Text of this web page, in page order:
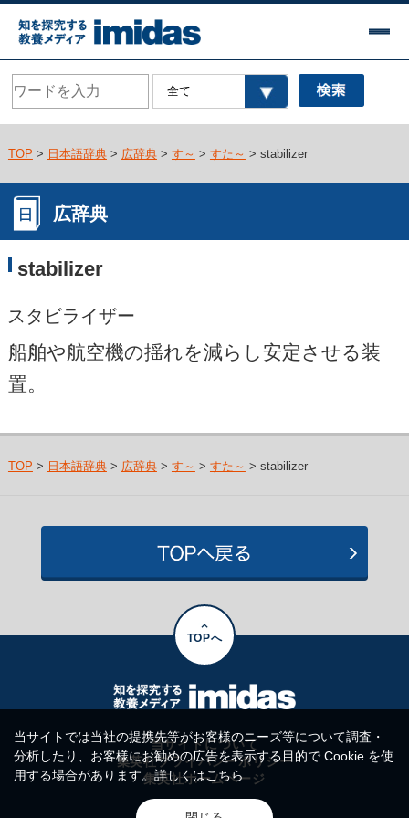
TOP > 日本語辞典> 広辞典> す～ > すた～ > stabilizer
広辞典
stabilizer
スタビライザー
船舶や航空機の揺れを減らし安定させる装
置。
TOP > 日本語辞典> 広辞典> す～ > すた～ > stabilizer
TOPへ
当サイトについて
集英社プライバシーポリシー
集英社ホームページ
当サイトでは当社の提携先等がお客様のニーズ等について調査・
分析したり、お客様にお勧めの広告を表示する目的で Cookie を使
用する場合があります。詳しくはこちら